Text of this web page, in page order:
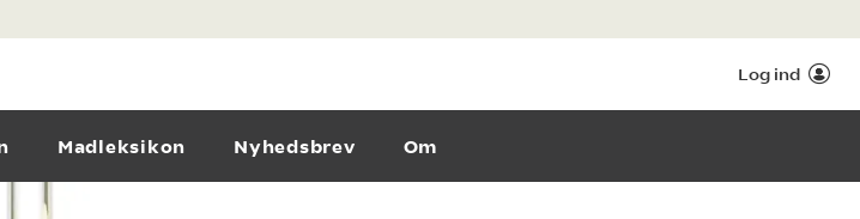
Log ind
Madleksikon Nyhedsbrev Om